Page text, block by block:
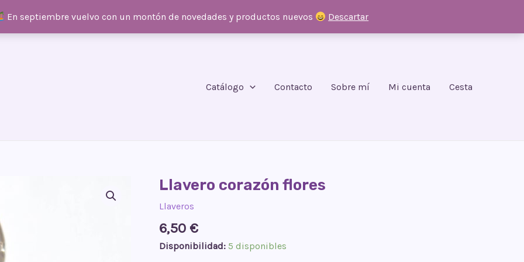
En septiembre vuelvo con un montón de novedades y productos nuevos Descartar
Catálogo
Contacto Sobre mí Mi cuenta Cesta
Llavero corazón flores
Llaveros
6,50 €
Disponibilidad: 5 disponibles